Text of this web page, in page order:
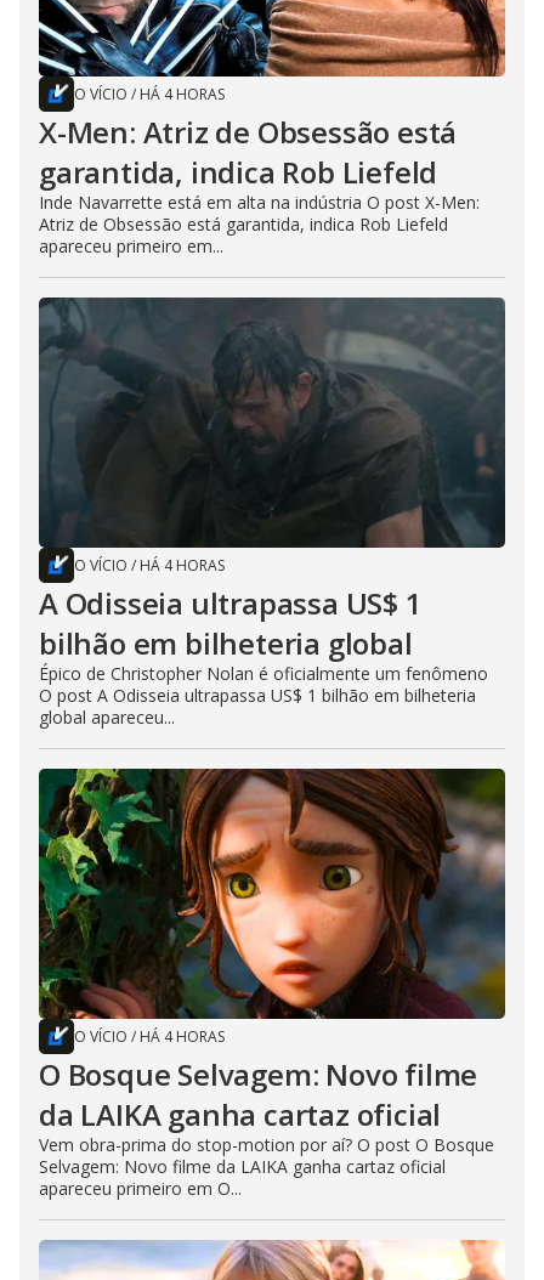
O VÍCIO / HÁ 4 HORAS
X-Men: Atriz de Obsessão está
garantida, indica Rob Liefeld
Inde Navarrette está em alta na indústria O post X-Men:
Atriz de Obsessão está garantida, indica Rob Liefeld
apareceu primeiro em...
O VÍCIO / HÁ 4 HORAS
A Odisseia ultrapassa US$ 1
bilhão em bilheteria global
Épico de Christopher Nolan é oficialmente um fenômeno
O post A Odisseia ultrapassa US$ 1 bilhão em bilheteria
global apareceu...
O VÍCIO / HÁ 4 HORAS
O Bosque Selvagem: Novo filme
da LAIKA ganha cartaz oficial
Vem obra-prima do stop-motion por aí? O post O Bosque
Selvagem: Novo filme da LAIKA ganha cartaz oficial
apareceu primeiro em O...